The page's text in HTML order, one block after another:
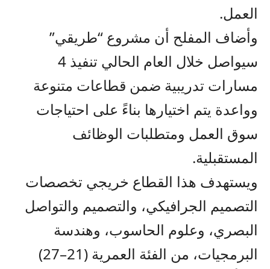
العمل.
وأضاف المفلح أن مشروع “طريقي”
سيواصل خلال العام الحالي تنفيذ 4
مسارات تدريبية ضمن قطاعات متنوعة
وواعدة يتم اختيارها بناءً على احتياجات
سوق العمل ومتطلبات الوظائف
المستقبلية.
ويستهدف هذا القطاع خريجي تخصصات
التصميم الجرافيكي، والتصميم والتواصل
البصري، وعلوم الحاسوب، وهندسة
البرمجيات، من الفئة العمرية (21–27)